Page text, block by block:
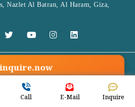
Call E-Mail Inquire
Nazlet Al Batran, Al Haram, Giza,
All Rights Reserved ETB Tours
inquire.now